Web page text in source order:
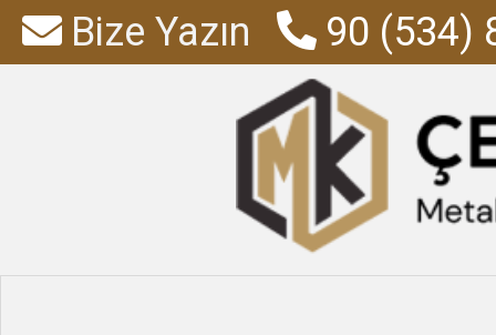
Bize Yazın 90 (534)
Altılı